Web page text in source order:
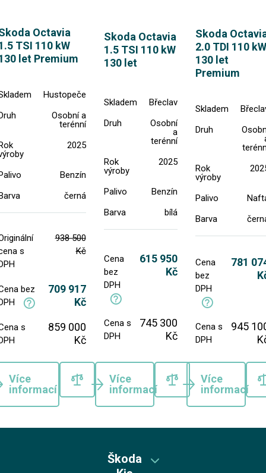
Octavia
TSI 110 kW
let Premium
Hustopeče
Osobní a
terénní
2025
Benzín
černá
s
938 500
Kč
bez
709 917
Kč
s
859 000
Kč
Více
informací
Skoda Octavia
1.5 TSI 110 kW
130 let
Skladem
Břeclav
Druh
Osobní
a
terénní
Rok
výroby
2025
Palivo
Benzín
Barva
bílá
Cena
bez
DPH
615 950
Kč
Cena s
DPH
745 300
Kč
Více
informací
Skoda
2.0 TDI 110 kW
130 let
Premium
Skladem
Druh
Rok
výroby
Palivo
Barva
Cena
bez
DPH
781
Cena s
DPH
945
Více
informací
Škoda